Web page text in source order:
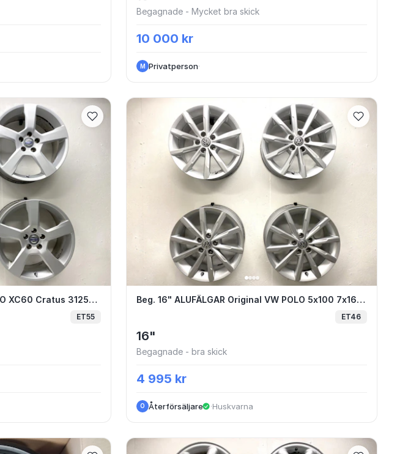
Begagnade - Mycket bra skick
10 000 kr
M Privatperson·
st 10.5x20 ET30
VOLVO XC60 Cratus 31255447 5x108
18" ALUFÄLGAR Original VOLVO XC60 Cratus 31255447 5x108
ET55
Beg. 16" ALUFÄLGAR Original VW POLO
Beg. 16" ALUFÄLGAR Original VW POLO 5x100 7x16 ET46 57.1
ET46
16"
Begagnade - bra skick
4 995 kr
O Återförsäljare ·Huskvarna